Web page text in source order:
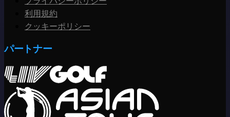
利用規約
クッキーポリシー
パートナー